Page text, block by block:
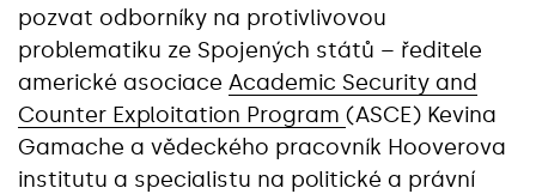
pozvat odborníky na protivlivovou
problematiku ze Spojených států – ředitele
americké asociace Academic Security and
Counter Exploitation Program (ASCE) Kevina
Gamache a vědeckého pracovník Hooverova
institutu a specialistu na politické a právní